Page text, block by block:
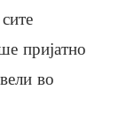
пријатно
во